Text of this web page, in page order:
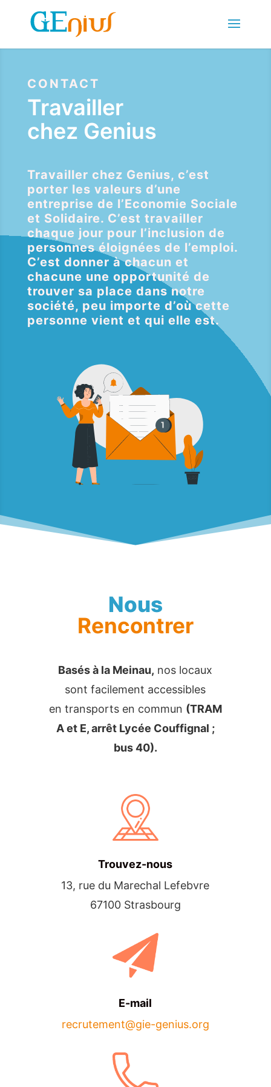
CONTACT
Travailler
chez Genius
Travailler chez Genius, c’est
porter les valeurs d’une
entreprise de l’Economie Sociale
et Solidaire. C’est travailler
chaque jour pour l’inclusion de
personnes éloignées de l’emploi.
C’est donner à chacun et
chacune une opportunité de
trouver sa place dans notre
société, peu importe d’où cette
personne vient et qui elle est.
Nous
Rencontrer
Basés à la Meinau, nos locaux
sont facilement accessibles
en transports en commun (TRAM
A et E, arrêt Lycée Couffignal ;
bus 40).
Trouvez-nous
13, rue du Marechal Lefebvre
67100 Strasbourg
E-mail
recrutement@gie-genius.org